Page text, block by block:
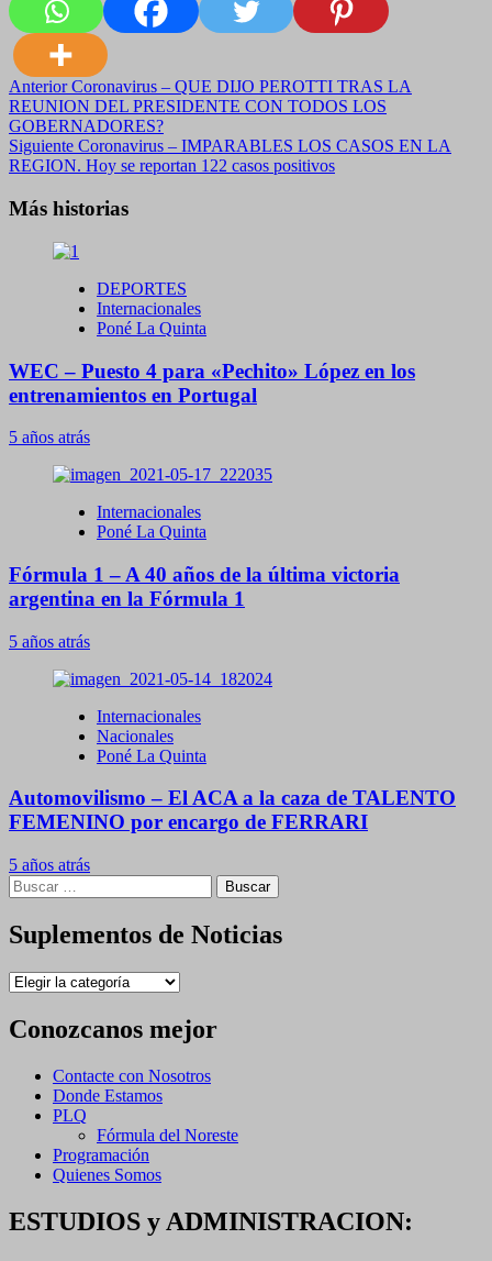
Navegación
de
entradas
AnteriorCoronavirus – QUE DIJO PEROTTI TRAS LA
REUNION DEL PRESIDENTE CON TODOS LOS
GOBERNADORES?
Siguiente Coronavirus – IMPARABLES LOS CASOS EN LA
REGION. Hoy se reportan 122 casos positivos
Más historias
DEPORTES
Internacionales
Poné La Quinta
WEC – Puesto 4 para «Pechito» López en los
entrenamientos en Portugal
5 años atrás
Internacionales
Poné La Quinta
Fórmula 1 – A 40 años de la última victoria
argentina en la Fórmula 1
5 años atrás
Internacionales
Nacionales
Poné La Quinta
Automovilismo – El ACA a la caza de TALENTO
FEMENINO por encargo de FERRARI
5 años atrás
Buscar:
Suplementos de Noticias
Suplementos
Noticias
Conozcanos mejor
Contacte con Nosotros
Donde Estamos
PLQ
Fórmula del Noreste
Programación
Quienes Somos
ESTUDIOS y ADMINISTRACION: